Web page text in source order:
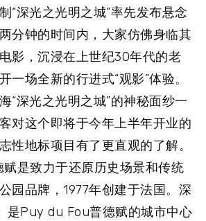
“深光之光明之城”率先发布悬念
分钟的时间内，大家仿佛身临其
影，沉浸在上世纪30年代的老
一场全新的行进式“观影”体验。
“深光之光明之城”的神秘面纱一
对这个即将于今年上半年开业的
性地标项目有了更直观的了解。
是致力于还原历史场景和传统
园品牌，1977年创建于法国。深
是Puy du Fou普德赋的城市中心